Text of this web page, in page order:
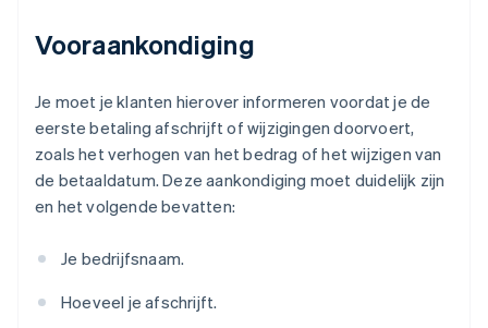
Vooraankondiging
Je moet je klanten hierover informeren voordat je de
eerste betaling afschrijft of wijzigingen doorvoert,
zoals het verhogen van het bedrag of het wijzigen van
de betaaldatum. Deze aankondiging moet duidelijk zijn
en het volgende bevatten:
Je bedrijfsnaam.
Hoeveel je afschrijft.